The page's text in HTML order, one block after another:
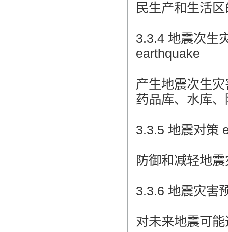
民生产和生活
3.3.4 地震次生
earthquake
产生地震次生
药品库、水库
3.3.5 地震对策
防御和减轻地
3.3.6 地震灾害
对未来地震可